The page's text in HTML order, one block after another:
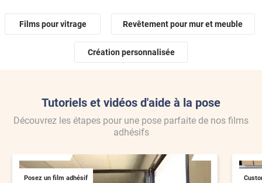
Films pour vitrage Revêtement pour mur et meuble
Création personnalisée
Tutoriels et vidéos d'aide à la pose
Découvrez les étapes pour une pose parfaite de nos films
adhésifs
Posez un film adhésif